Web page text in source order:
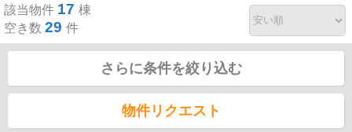
該当物件 17 棟
空き数 29 件
さらに条件を絞り込む
物件リクエスト